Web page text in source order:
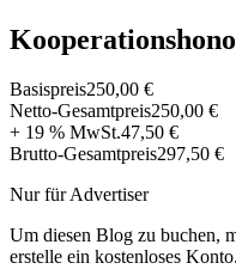
Basispreis250,00 €
Netto-Gesamtpreis250,00 €
+ 19 % MwSt.47,50 €
Brutto-Gesamtpreis297,50 €
Nur für Advertiser
Um diesen Blog zu buchen,
erstelle ein kostenloses Konto.